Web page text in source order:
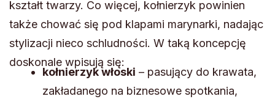
kształt twarzy. Co więcej, kołnierzyk powinien
także chować się pod klapami marynarki, nadając
stylizacji nieco schludności. W taką koncepcję
doskonale wpisują się:
kołnierzyk włoski – pasujący do krawata,
zakładanego na biznesowe spotkania,